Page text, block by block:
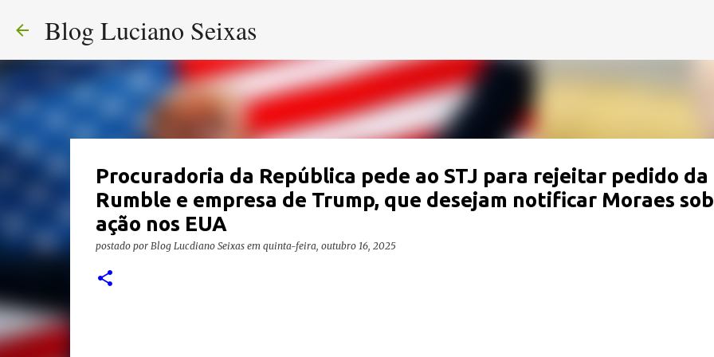
Blog Luciano Seixas
Procuradoria da República pede ao STJ para rejeitar pedido da
Rumble e empresa de Trump, que desejam notificar Moraes
ação nos EUA
postado por Blog Lucdiano Seixas em quinta-feira, outubro 16, 2025